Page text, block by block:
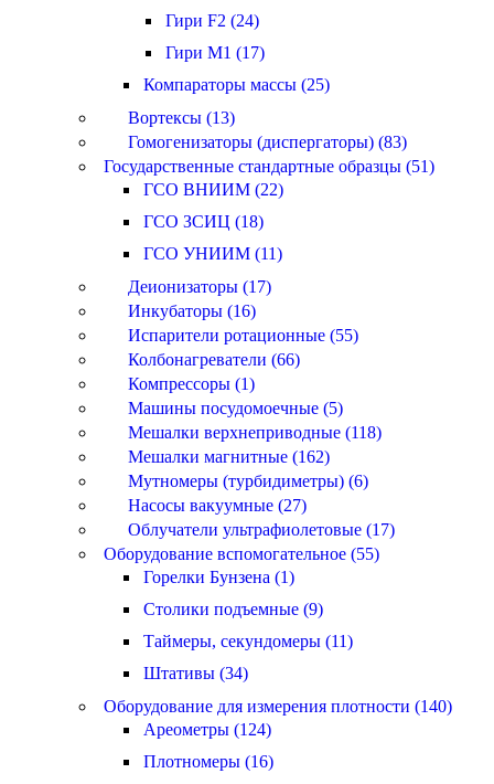
Гири F2 (24)
Гири M1 (17)
Компараторы массы (25)
Вортексы (13)
Гомогенизаторы (диспергаторы) (83)
Государственные стандартные образцы (51)
ГСО ВНИИМ (22)
ГСО ЗСИЦ (18)
ГСО УНИИМ (11)
Деионизаторы (17)
Инкубаторы (16)
Испарители ротационные (55)
Колбонагреватели (66)
Компрессоры (1)
Машины посудомоечные (5)
Мешалки верхнеприводные (118)
Мешалки магнитные (162)
Мутномеры (турбидиметры) (6)
Насосы вакуумные (27)
Облучатели ультрафиолетовые (17)
Оборудование вспомогательное (55)
Горелки Бунзена (1)
Столики подъемные (9)
Таймеры, секундомеры (11)
Штативы (34)
Оборудование для измерения плотности (140)
Ареометры (124)
Плотномеры (16)